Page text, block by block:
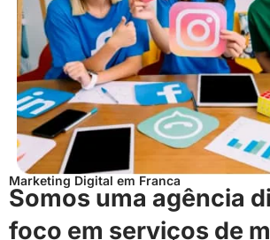
Marketing Digital em Franca
Somos uma agência
foco em serviços de